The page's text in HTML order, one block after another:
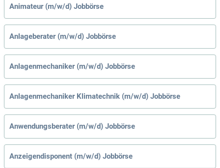
Animateur (m/w/d) Jobbörse
Anlageberater (m/w/d) Jobbörse
Anlagenmechaniker (m/w/d) Jobbörse
Anlagenmechaniker Klimatechnik (m/w/d) Jobbörse
Anwendungsberater (m/w/d) Jobbörse
Anzeigendisponent (m/w/d) Jobbörse